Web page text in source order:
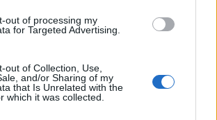
out of processing my
for Targeted Advertising.
out of Collection, Use,
and/or Sharing of my
that Is Unrelated with the
which it was collected.
leggere